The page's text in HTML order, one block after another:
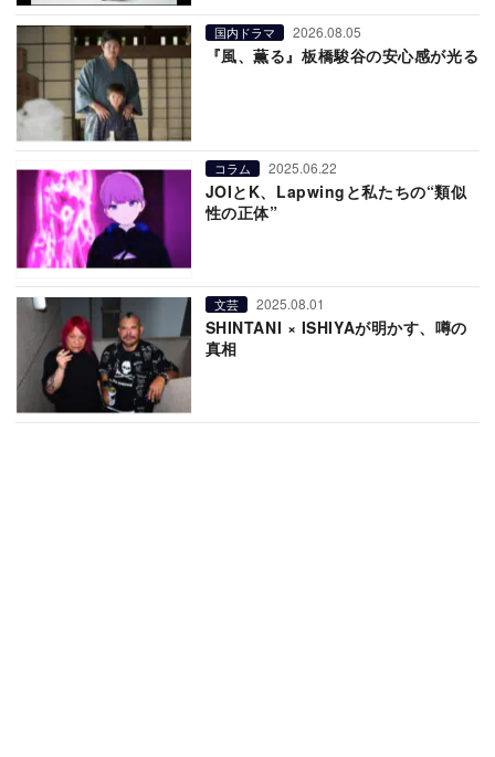
国内ドラマ 2026.08.05
『風、薫る』板橋駿谷の安心感が光る
コラム 2025.06.22
JOIとK、Lapwingと私たちの“類似
性の正体”
文芸 2025.08.01
SHINTANI × ISHIYAが明かす、噂の
真相